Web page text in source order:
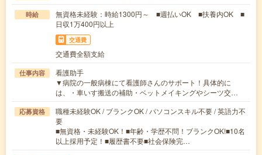
時給
無資格未経験：時給1300円～ ■週払いOK ■扶養内OK ■
日収1万400円以上
交通費
交通費全額支給
仕事内容
看護助手
▼病院の一般病棟にて看護師さんのサポート！具体的に
は、・車いす搬送の補助・ベットメイキングやシーツ交…
応募資格
職種未経験OK / ブランクOK / パソコンスキル不要 / 英語力不
要
■無資格・未経験OK！■年齢・学歴不問！ブランクOK!■10名
以上採用予定！■履歴書不要■社会保険完…